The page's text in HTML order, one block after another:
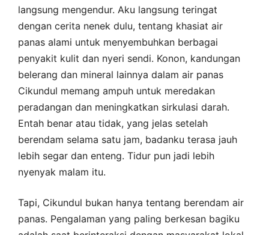
langsung mengendur. Aku langsung teringat
dengan cerita nenek dulu, tentang khasiat air
panas alami untuk menyembuhkan berbagai
penyakit kulit dan nyeri sendi. Konon, kandungan
belerang dan mineral lainnya dalam air panas
Cikundul memang ampuh untuk meredakan
peradangan dan meningkatkan sirkulasi darah.
Entah benar atau tidak, yang jelas setelah
berendam selama satu jam, badanku terasa jauh
lebih segar dan enteng. Tidur pun jadi lebih
nyenyak malam itu.
Tapi, Cikundul bukan hanya tentang berendam air
panas. Pengalaman yang paling berkesan bagiku